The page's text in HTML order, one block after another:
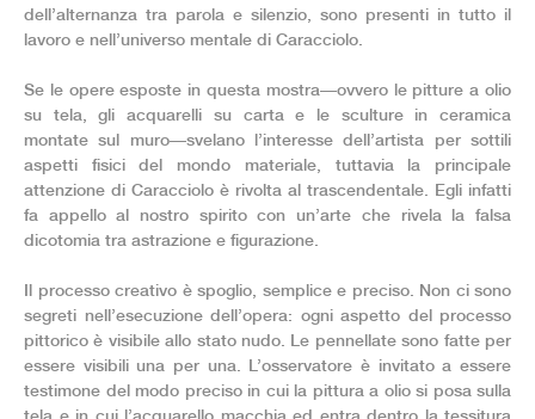
dell’alternanza tra parola e silenzio, sono presenti in tutto il
lavoro e nell’universo mentale di Caracciolo.
Se le opere esposte in questa mostra—ovvero le pitture a olio
su tela, gli acquarelli su carta e le sculture in ceramica
montate sul muro—svelano l’interesse dell’artista per sottili
aspetti fisici del mondo materiale, tuttavia la principale
attenzione di Caracciolo è rivolta al trascendentale. Egli infatti
fa appello al nostro spirito con un’arte che rivela la falsa
dicotomia tra astrazione e figurazione.
Il processo creativo è spoglio, semplice e preciso. Non ci sono
segreti nell’esecuzione dell’opera: ogni aspetto del processo
pittorico è visibile allo stato nudo. Le pennellate sono fatte per
essere visibili una per una. L’osservatore è invitato a essere
testimone del modo preciso in cui la pittura a olio si posa sulla